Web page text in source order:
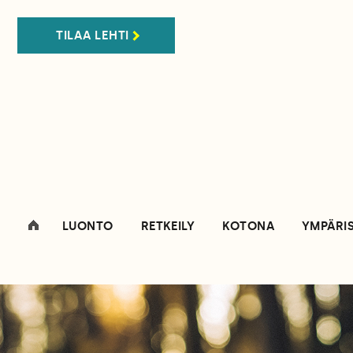
TILAA LEHTI
LUONTO RETKEILY KOTONA